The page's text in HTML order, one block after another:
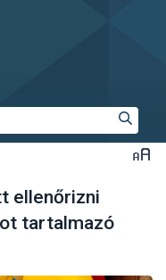
ellenőrizni
tartalmazó